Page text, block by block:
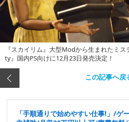
『スカイリム』大型Modから生まれたミ
ty』国内PS向けに12月23日発売決定！
この記事へ戻
「手順通りで始めやすい仕事!」/ゲ